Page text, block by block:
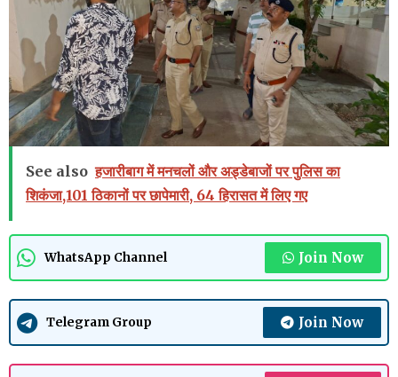
See also हजारीबाग में मनचलों और अड्डेबाजों पर पुलिस का
शिकंजा,101 ठिकानों पर छापेमारी, 64 हिरासत में लिए गए
WhatsApp Channel Join Now
Telegram Group Join Now